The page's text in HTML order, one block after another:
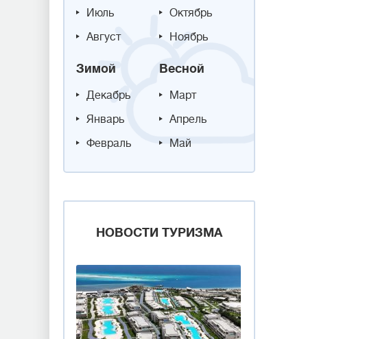
Июль
Август
Октябрь
Ноябрь
Зимой
Декабрь
Январь
Февраль
Весной
Март
Апрель
Май
НОВОСТИ ТУРИЗМА